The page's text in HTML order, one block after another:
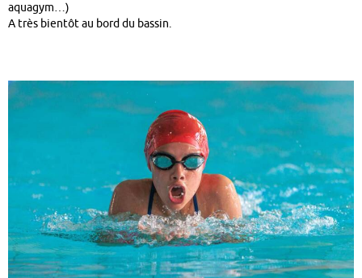
aquagym…)
A très bientôt au bord du bassin.